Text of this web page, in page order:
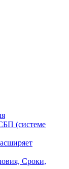
(системе
Сроки,